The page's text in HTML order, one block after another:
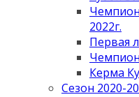
2022г.
Первая
Керма
Сезон 2020-